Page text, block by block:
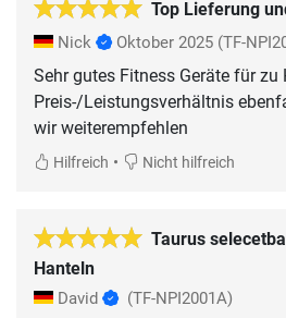
Top Lieferung
Nick Oktober 2025 (TF-
Sehr gutes Fitness Geräte für zu
Preis-/Leistungsverhältnis
wir weiterempfehlen
Hilfreich • Nicht hilfreich
Taurus
Hanteln
David (TF-NPI2001A)